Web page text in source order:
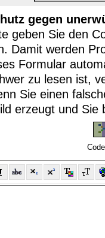
gegen
geben Sie den
Damit werden
Formular
zu lesen ist,
Sie einen
erzeugt und Sie